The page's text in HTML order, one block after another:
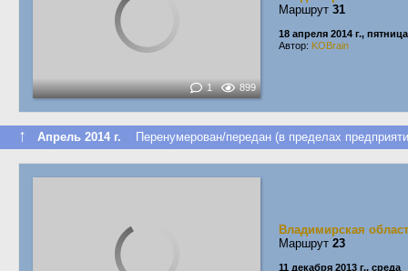
1 899
Маршрут 31
18 апреля 2014 г., пятница
Автор: KOBrain
↑ Апрель 2014 г. Перенумерован/передан (в пределах
Владимирская
Маршрут 23
11 декабря 2013 г., среда